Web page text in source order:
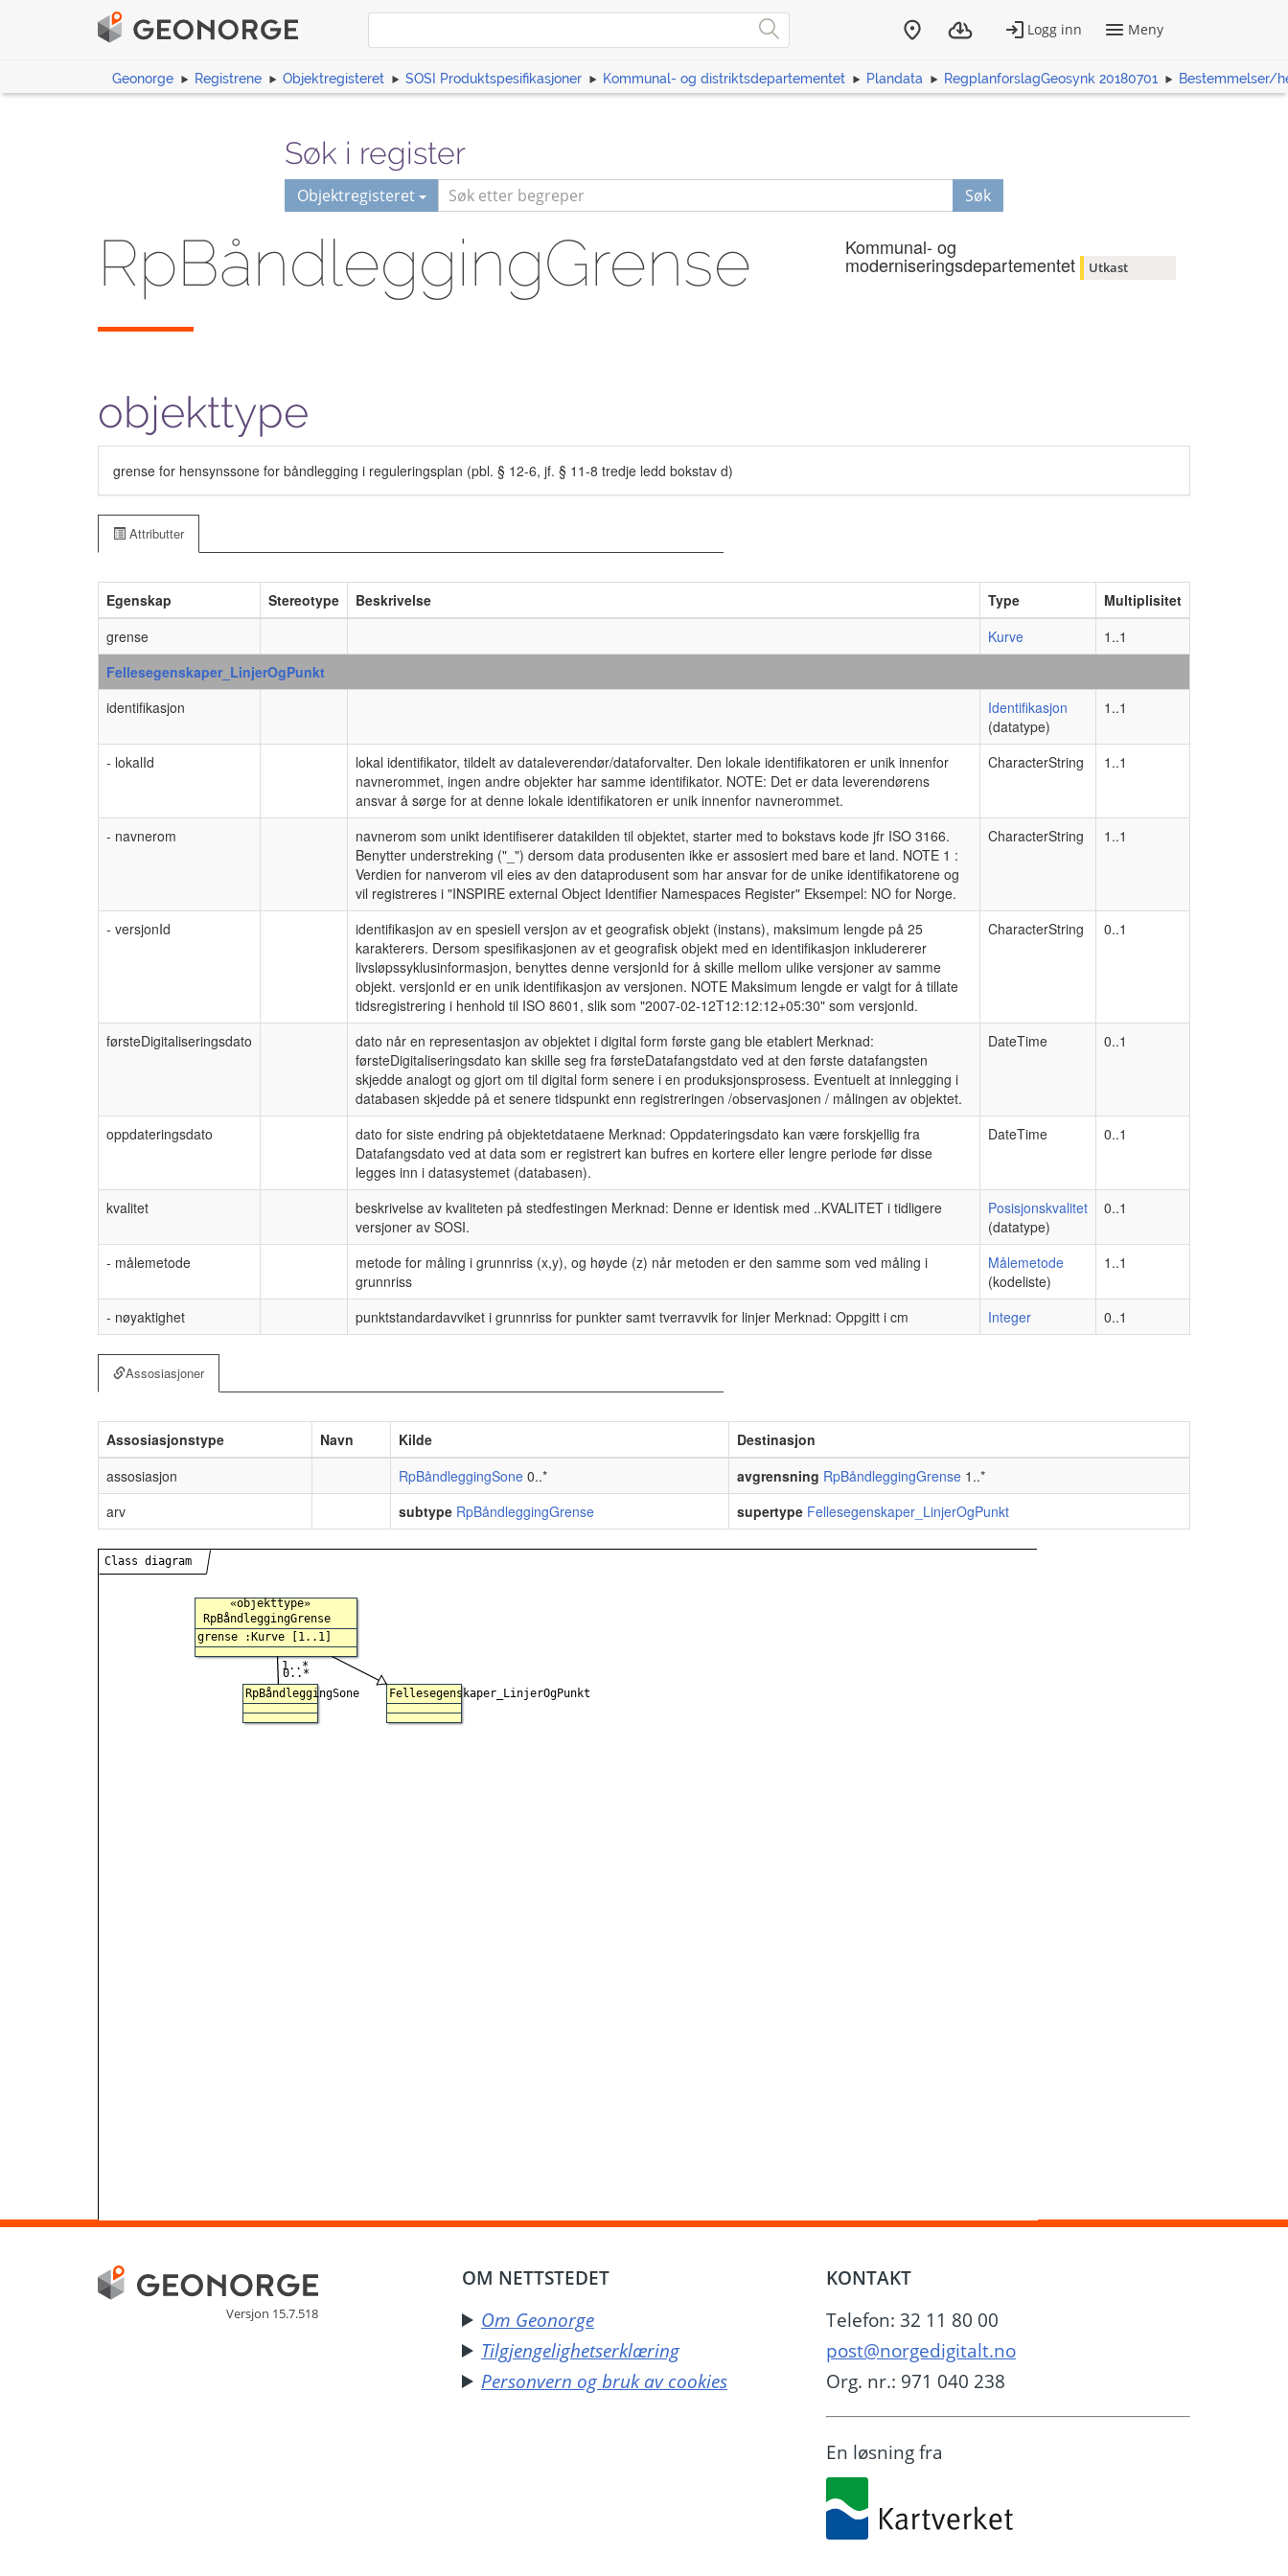
Geonorge Registrene Objektregisteret SOSI Produktspesifikasjoner Kommunal- og distriktsdepartementet Plandata RegplanforslagGeosynk 20180701 Bestemmelser/
Søk i register
Objektregisteret Søk
RpBåndleggingGrense
objekttype
Kommunal- og
moderniseringsdepartementet Utkast
grense for hensynssone for båndlegging i reguleringsplan (pbl. § 12-6, jf. § 11-8 tredje ledd bokstav d)
Attributter
Egenskap Stereotype Beskrivelse Type
Multiplisitet
grense
Kurve
1..1
Fellesegenskaper_LinjerOgPunkt
identifikasjon
Identifikasjon
(datatype)
1..1
- lokalId
lokal identifikator, tildelt av dataleverendør/dataforvalter. Den lokale identifikatoren er unik innenfor
navnerommet, ingen andre objekter har samme identifikator. NOTE: Det er data leverendørens
ansvar å sørge for at denne lokale identifikatoren er unik innenfor navnerommet.
CharacterString 1..1
- navnerom
navnerom som unikt identifiserer datakilden til objektet, starter med to bokstavs kode jfr ISO 3166.
Benytter understreking ("_") dersom data produsenten ikke er assosiert med bare et land. NOTE 1 :
Verdien for nanverom vil eies av den dataprodusent som har ansvar for de unike identifikatorene og
vil registreres i "INSPIRE external Object Identifier Namespaces Register" Eksempel: NO for Norge.
CharacterString 1..1
- versjonId
identifikasjon av en spesiell versjon av et geografisk objekt (instans), maksimum lengde på 25
karakterers. Dersom spesifikasjonen av et geografisk objekt med en identifikasjon inkludererer
livsløpssyklusinformasjon, benyttes denne versjonId for å skille mellom ulike versjoner av samme
objekt. versjonId er en unik identifikasjon av versjonen. NOTE Maksimum lengde er valgt for å tillate
tidsregistrering i henhold til ISO 8601, slik som "2007-02-12T12:12:12+05:30" som versjonId.
CharacterString 0..1
førsteDigitaliseringsdato
dato når en representasjon av objektet i digital form første gang ble etablert Merknad:
førsteDigitaliseringsdato kan skille seg fra førsteDatafangstdato ved at den første datafangsten
skjedde analogt og gjort om til digital form senere i en produksjonsprosess. Eventuelt at innlegging i
databasen skjedde på et senere tidspunkt enn registreringen /observasjonen / målingen av objektet.
DateTime 0..1
oppdateringsdato
dato for siste endring på objektetdataene Merknad: Oppdateringsdato kan være forskjellig fra
Datafangsdato ved at data som er registrert kan bufres en kortere eller lengre periode før disse
legges inn i datasystemet (databasen).
DateTime 0..1
kvalitet
beskrivelse av kvaliteten på stedfestingen Merknad: Denne er identisk med ..KVALITET i tidligere
versjoner av SOSI.
Posisjonskvalitet
(datatype)
0..1
- målemetode
metode for måling i grunnriss (x,y), og høyde (z) når metoden er den samme som ved måling i
grunnriss
Målemetode
(kodeliste)
1..1
- nøyaktighet punktstandardavviket i grunnriss for punkter samt tverravvik for linjer Merknad: Oppgitt i cm Integer 0..1
Assosiasjoner
Assosiasjonstype Navn Kilde
Destinasjon
assosiasjon
RpBåndleggingSone 0..* avgrensning RpBåndleggingGrense 1..*
arv
subtype RpBåndleggingGrense supertype Fellesegenskaper_LinjerOgPunkt